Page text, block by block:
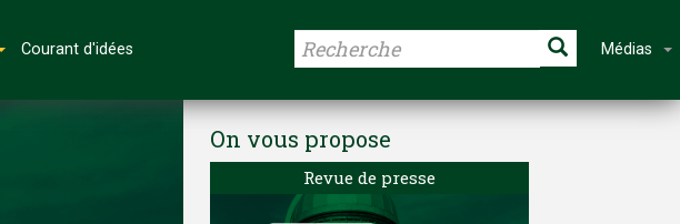
Courant d'idées Médias
On vous propose
Revue de presse